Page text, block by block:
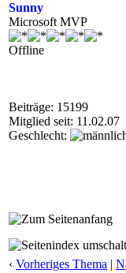
Sunny
Microsoft MVP
Offline
Beiträge: 15199
Mitglied seit: 11.02.07
Geschlecht:
‹ Vorheriges Thema |